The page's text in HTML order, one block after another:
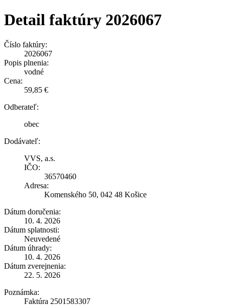
Detail faktúry 2026067
Číslo faktúry:
2026067
Popis plnenia:
vodné
Cena:
59,85 €
Odberateľ:
obec
Dodávateľ:
VVS, a.s.
IČO:
36570460
Adresa:
Komenského 50, 042 48 Košice
Dátum doručenia:
10. 4. 2026
Dátum splatnosti:
Neuvedené
Dátum úhrady:
10. 4. 2026
Dátum zverejnenia:
22. 5. 2026
Poznámka:
Faktúra 2501583307